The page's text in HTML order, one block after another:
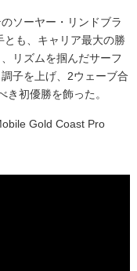
ソーヤー・リンドブラ
とも、キャリア最大の勝
リズムを掴んだサーフ
子を上げ、2ウェーブ合
初優勝を飾った。
Gold Coast Pro